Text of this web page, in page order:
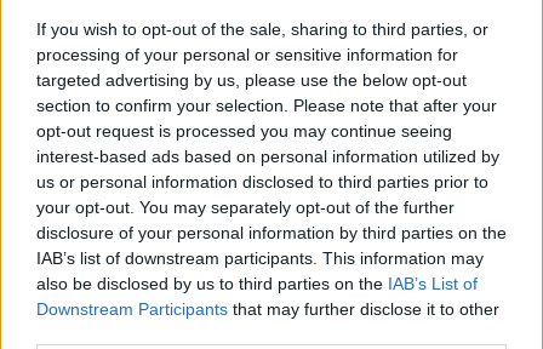
If you wish to opt-out of the sale, sharing to third parties, or
processing of your personal or sensitive information for
targeted advertising by us, please use the below opt-out
section to confirm your selection. Please note that after your
opt-out request is processed you may continue seeing
interest-based ads based on personal information utilized by
us or personal information disclosed to third parties prior to
your opt-out. You may separately opt-out of the further
disclosure of your personal information by third parties on the
IAB’s list of downstream participants. This information may
also be disclosed by us to third parties on the IAB’s List of
Downstream Participants that may further disclose it to other